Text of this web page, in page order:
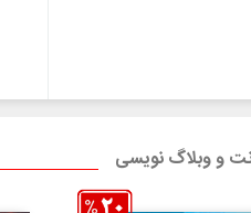
و وبلاگ نویسی